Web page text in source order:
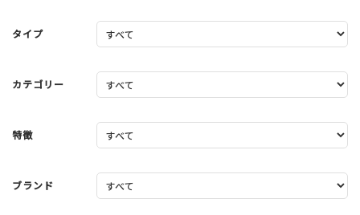
タイプ
カテゴリー
特徴
ブランド